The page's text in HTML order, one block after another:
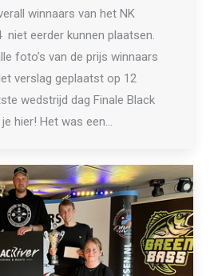
winnaars van het NK
niet eerder kunnen plaatsen.
foto’s van de prijs winnaars
verslag geplaatst op 12
wedstrijd dag Finale Black
hier! Het was een…